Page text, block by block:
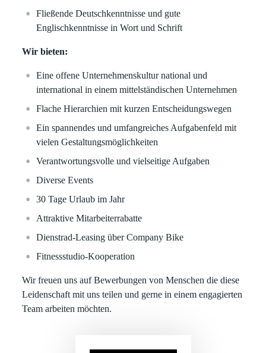
Fließende Deutschkenntnisse und gute
Englischkenntnisse in Wort und Schrift
Wir bieten:
Eine offene Unternehmenskultur national und
international in einem mittelständischen Unternehmen
Flache Hierarchien mit kurzen Entscheidungswegen
Ein spannendes und umfangreiches Aufgabenfeld mit
vielen Gestaltungsmöglichkeiten
Verantwortungsvolle und vielseitige Aufgaben
Diverse Events
30 Tage Urlaub im Jahr
Attraktive Mitarbeiterrabatte
Dienstrad-Leasing über Company Bike
Fitnessstudio-Kooperation
Wir freuen uns auf Bewerbungen von Menschen die diese
Leidenschaft mit uns teilen und gerne in einem engagierten
Team arbeiten möchten.